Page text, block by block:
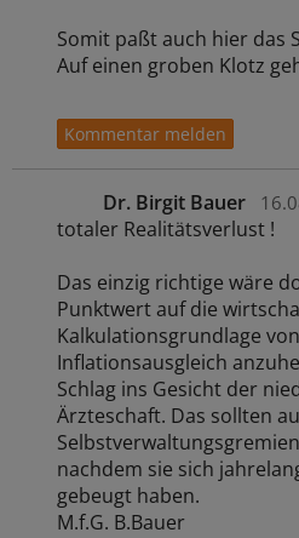
Somit paßt auch hier das
Auf einen groben Klotz
Dr. Birgit Bauer
totaler Realitätsverlust !
Das einzig richtige wäre
Punktwert auf die
Kalkulationsgrundlage
Inflationsausgleich
Schlag ins Gesicht der
Ärzteschaft. Das sollten
nachdem sie sich
gebeugt haben.
M.f.G. B.Bauer